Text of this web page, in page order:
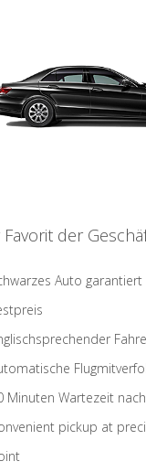
Favorit der
Auto garantiert
Minuten Wartezeit
pickup at